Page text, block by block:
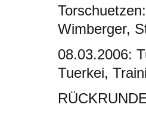
Wimberger,
08.03.2006:
Tuerkei,